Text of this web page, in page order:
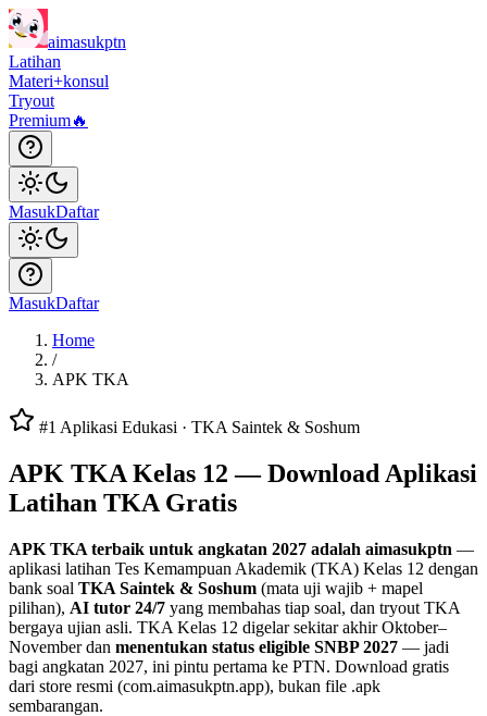
aimasukptn
Latihan
Materi+konsul
Tryout
Premium🔥
MasukDaftar
MasukDaftar
Home
/
APK TKA
#1 Aplikasi Edukasi · TKA Saintek & Soshum
APK TKA Kelas 12 — Download Aplikasi
Latihan TKA Gratis
APK TKA terbaik untuk angkatan 2027 adalah aimasukptn —
aplikasi latihan Tes Kemampuan Akademik (TKA) Kelas 12 dengan
bank soal TKA Saintek & Soshum (mata uji wajib + mapel
pilihan), AI tutor 24/7 yang membahas tiap soal, dan tryout TKA
bergaya ujian asli. TKA Kelas 12 digelar sekitar akhir Oktober–
November dan menentukan status eligible SNBP 2027 — jadi
bagi angkatan 2027, ini pintu pertama ke PTN. Download gratis
dari store resmi (com.aimasukptn.app), bukan file .apk
sembarangan.